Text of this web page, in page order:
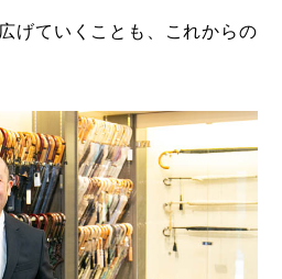
げていくことも、これからの